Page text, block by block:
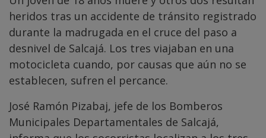
heridos tras un accidente de tránsito registrado
durante la madrugada en el cruce del paso a
desnivel de Salcajá. Los tres viajaban en una
motocicleta cuando, por causas que aún no se
establecen, sufren el percance.
José Ramón Pizabaj, jefe de los Bomberos
Municipales Departamentales de Salcajá,